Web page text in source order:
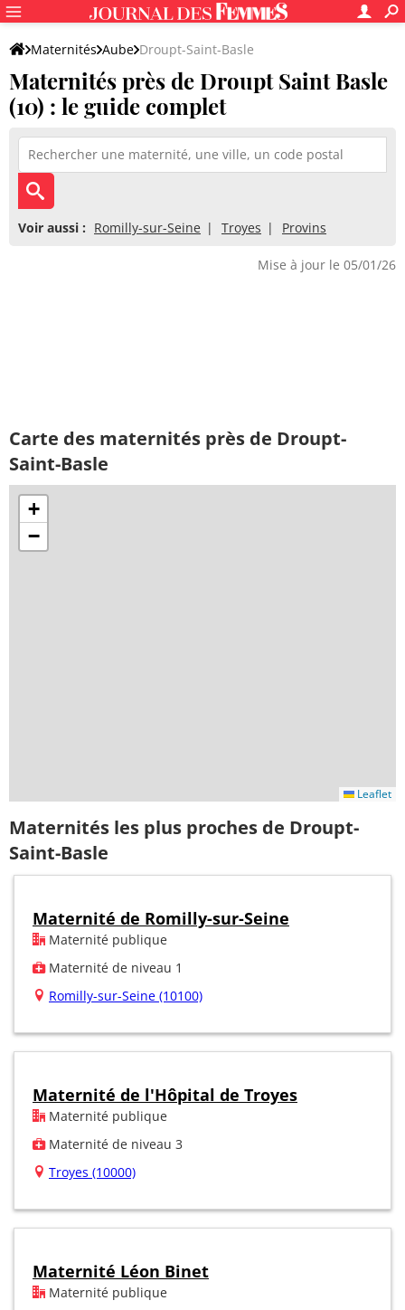
Maternités Aube Droupt-Saint-Basle
Maternités près de Droupt Saint Basle
(10) : le guide complet
Voir aussi : Romilly-sur-Seine Troyes Provins
Mise à jour le 05/01/26
Carte des maternités près de Droupt-
Saint-Basle
+
−
Leaflet
Maternités les plus proches de Droupt-
Saint-Basle
Maternité de Romilly-sur-Seine
Maternité publique
Maternité de niveau 1
Romilly-sur-Seine (10100)
Maternité de l'Hôpital de Troyes
Maternité publique
Maternité de niveau 3
Troyes (10000)
Maternité Léon Binet
Maternité publique